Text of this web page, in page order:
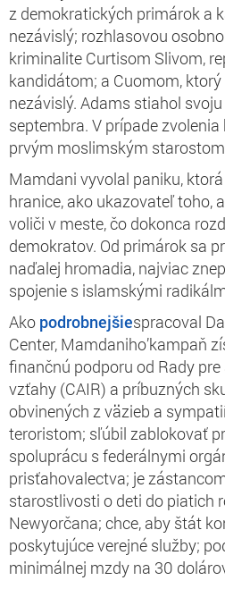
z demokratických primárok a
nezávislý; rozhlasovou
kriminalite Curtisom Slivom,
kandidátom; a Cuomom,
nezávislý. Adams stiahol
septembra. V prípade
prvým moslimským starostom
Mamdani vyvolal paniku,
hranice, ako ukazovateľ toho,
voliči v meste, čo dokonca
demokratov. Od primárok sa
naďalej hromadia, najviac
spojenie s islamskými
Ako podrobnejšiespracoval
Center, Mamdaniho’kampaň
finančnú podporu od Rady
vzťahy (CAIR) a príbuzných
obvinených z väzieb a
teroristom; sľúbil zablokovať
spoluprácu s federálnymi
prisťahovalectva; je
starostlivosti o deti do piatich
Newyorčana; chce, aby štát
poskytujúce verejné služby;
minimálnej mzdy na 30